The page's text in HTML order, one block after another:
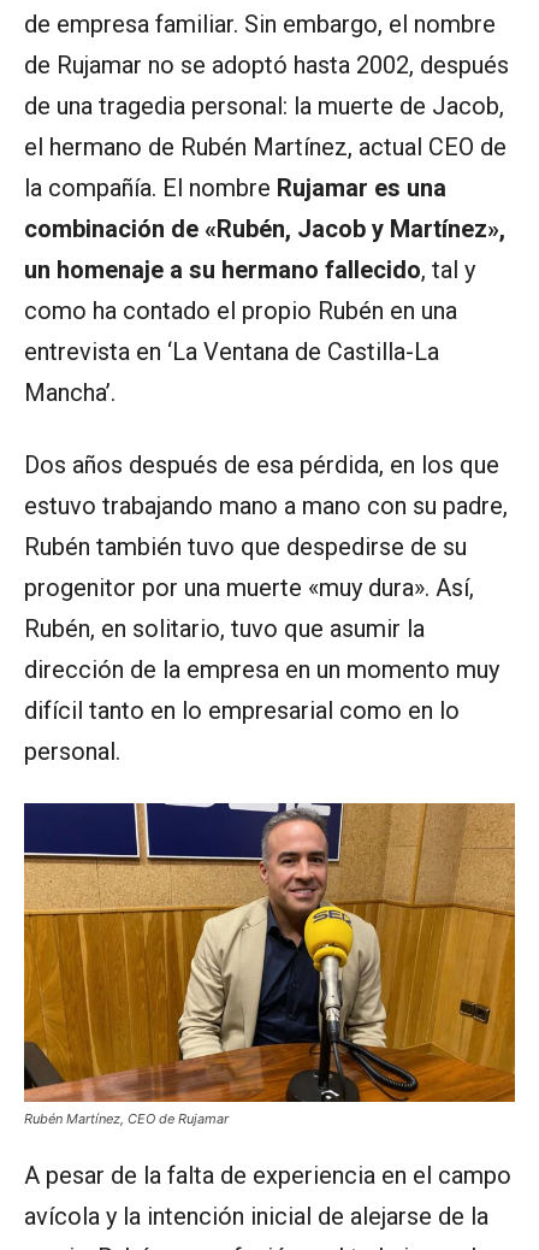
de empresa familiar. Sin embargo, el nombre
de Rujamar no se adoptó hasta 2002, después
de una tragedia personal: la muerte de Jacob,
el hermano de Rubén Martínez, actual CEO de
la compañía. El nombre Rujamar es una
combinación de «Rubén, Jacob y Martínez»,
un homenaje a su hermano fallecido, tal y
como ha contado el propio Rubén en una
entrevista en ‘La Ventana de Castilla-La
Mancha’.
Dos años después de esa pérdida, en los que
estuvo trabajando mano a mano con su padre,
Rubén también tuvo que despedirse de su
progenitor por una muerte «muy dura». Así,
Rubén, en solitario, tuvo que asumir la
dirección de la empresa en un momento muy
difícil tanto en lo empresarial como en lo
personal.
Rubén Martínez, CEO de Rujamar
A pesar de la falta de experiencia en el campo
avícola y la intención inicial de alejarse de la